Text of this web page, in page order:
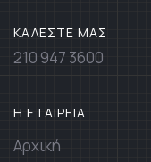
ΚΑΛΕΣΤΕ ΜΑΣ
210 947 3600
Η ΕΤΑΙΡΕΙΑ
Αρχική